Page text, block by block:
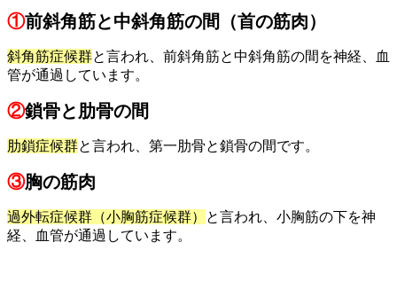
①前斜角筋と中斜角筋の間（首の筋肉）
斜角筋症候群と言われ、前斜角筋と中斜角筋の間を神経、血
管が通過しています。
②鎖骨と肋骨の間
肋鎖症候群と言われ、第一肋骨と鎖骨の間です。
③胸の筋肉
過外転症候群（小胸筋症候群）
と言われ、小胸筋の下を神
経、血管が通過しています。